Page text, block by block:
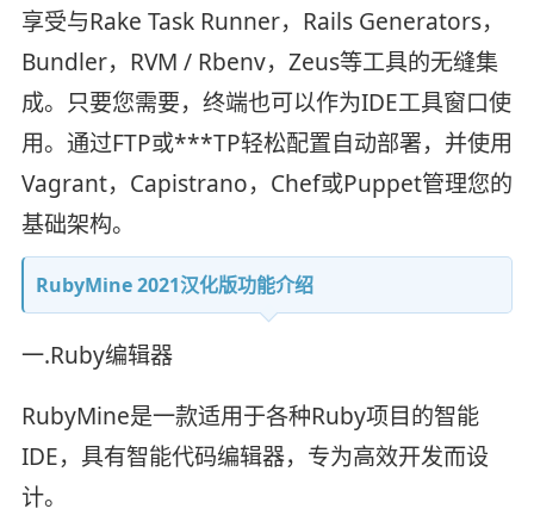
享受与Rake Task Runner，Rails Generators，
Bundler，RVM / Rbenv，Zeus等工具的无缝集
成。只要您需要，终端也可以作为IDE工具窗口使
用。通过FTP或***TP轻松配置自动部署，并使用
Vagrant，Capistrano，Chef或Puppet管理您的
基础架构。
RubyMine 2021汉化版功能介绍
一.Ruby编辑器
RubyMine是一款适用于各种Ruby项目的智能
IDE，具有智能代码编辑器，专为高效开发而设
计。